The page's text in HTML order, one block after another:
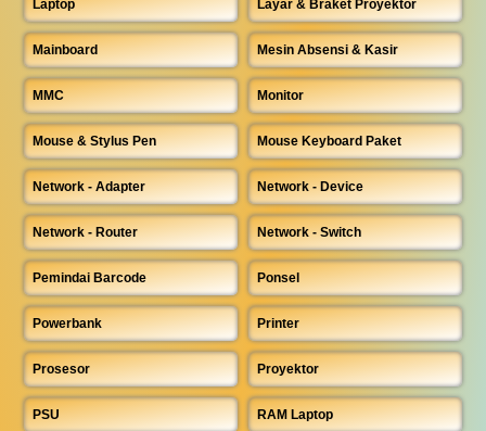
Laptop Layar & Braket Proyektor
Mainboard Mesin Absensi & Kasir
MMC Monitor
Mouse & Stylus Pen Mouse Keyboard Paket
Network - Adapter Network - Device
Network - Router Network - Switch
Pemindai Barcode Ponsel
Powerbank Printer
Prosesor Proyektor
PSU RAM Laptop